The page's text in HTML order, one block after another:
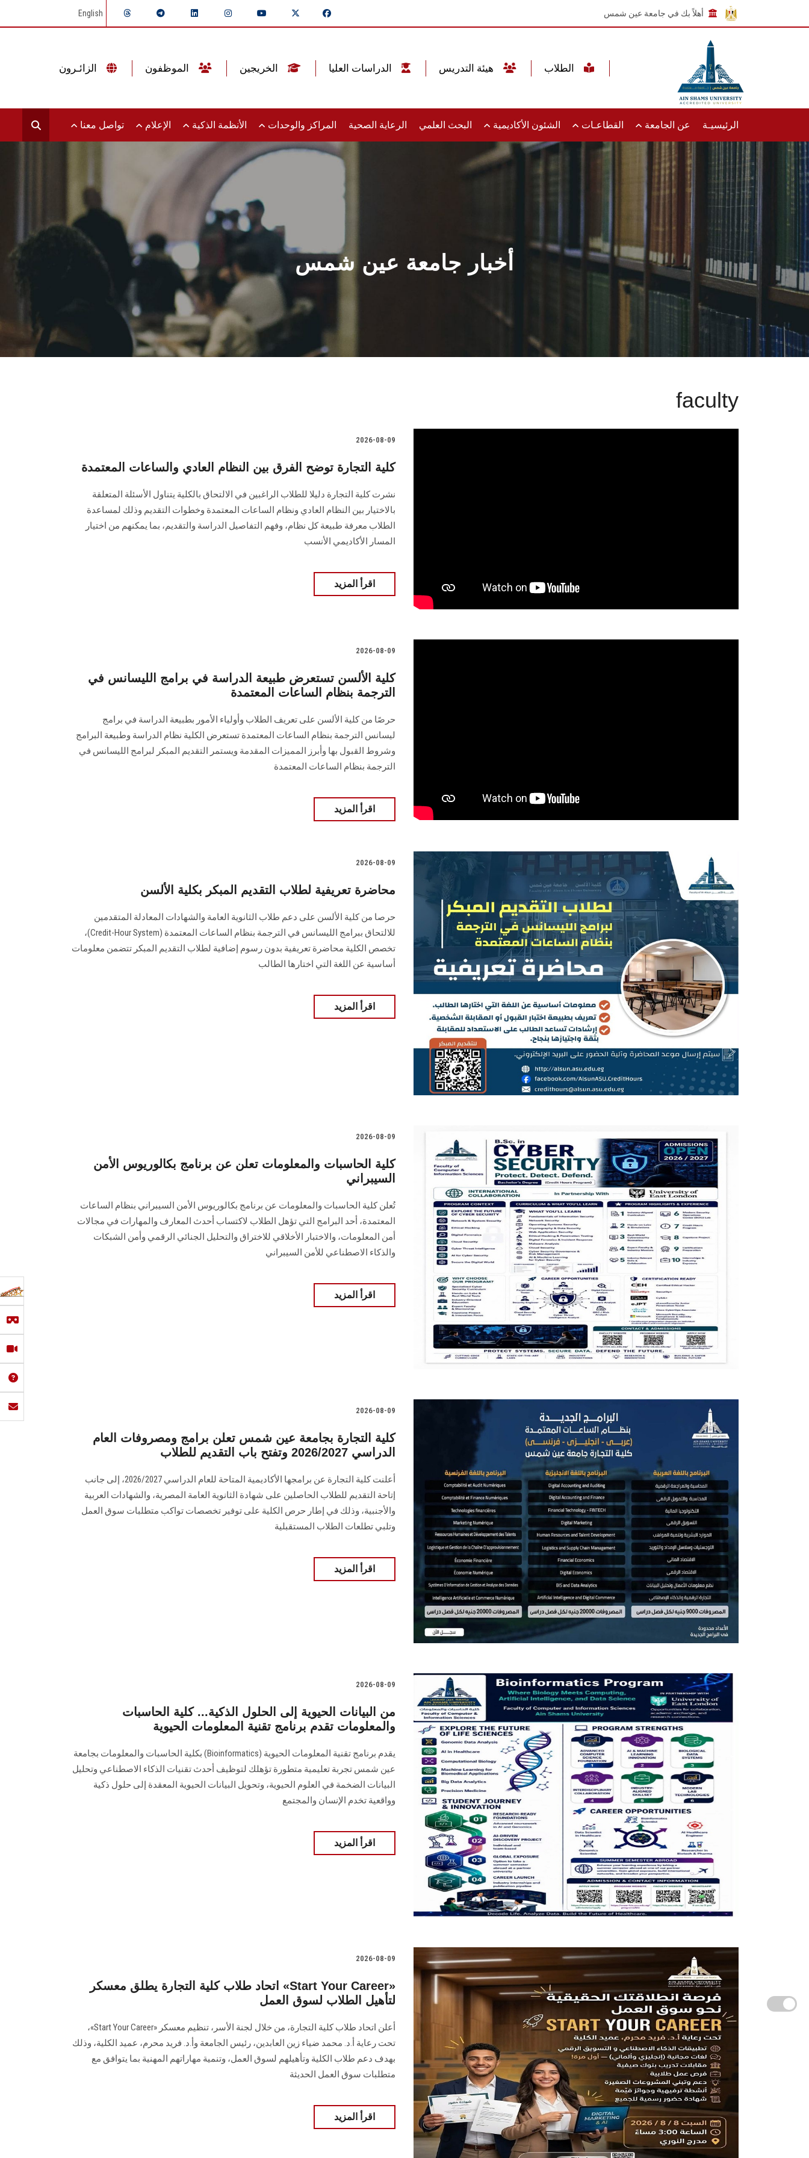
أهلاً بك في جامعة عين شمس English
الرئيسيـة عن الجامعة القطاعـات الشئون الأكاديمية البحث العلمي الرعاية الصحية المراكز والوحدات الأنظمة الذكية الإعلام تواصل معنا
أخبار جامعة عين شمس
faculty
2026-08-09
كلية التجارة توضح الفرق بين النظام العادي والساعات المعتمدة
نشرت كلية التجارة دليلا للطلاب الراغبين في الالتحاق بالكلية يتناول الأسئلة المتعلقة
بالاختيار بين النظام العادي ونظام الساعات المعتمدة وخطوات التقديم وذلك لمساعدة
الطلاب معرفة طبيعة كل نظام، وفهم التفاصيل الدراسة والتقديم، بما يمكنهم من اختيار
المسار الأكاديمي الأنسب
اقرأ المزيد
2026-08-09
كلية الألسن تستعرض طبيعة الدراسة في برامج الليسانس في
الترجمة بنظام الساعات المعتمدة
حرصًا من كلية الألسن على تعريف الطلاب وأولياء الأمور بطبيعة الدراسة في برامج
ليسانس الترجمة بنظام الساعات المعتمدة تستعرض الكلية نظام الدراسة وطبيعة البرامج
وشروط القبول بها وأبرز المميزات المقدمة ويستمر التقديم المبكر لبرامج الليسانس في
الترجمة بنظام الساعات المعتمدة
اقرأ المزيد
2026-08-09
محاضرة تعريفية لطلاب التقديم المبكر بكلية الألسن
حرصا من كلية الألسن على دعم طلاب الثانوية العامة والشهادات المعادلة المتقدمين
للالتحاق ببرامج الليسانس في الترجمة بنظام الساعات المعتمدة (Credit-Hour System)،
تخصص الكلية محاضرة تعريفية بدون رسوم إضافية لطلاب التقديم المبكر تتضمن معلومات
أساسية عن اللغة التي اختارها الطالب
اقرأ المزيد
2026-08-09
كلية الحاسبات والمعلومات تعلن عن برنامج بكالوريوس الأمن
السيبراني
تُعلن كلية الحاسبات والمعلومات عن برنامج بكالوريوس الأمن السيبراني بنظام الساعات
المعتمدة، أحد البرامج التي تؤهل الطلاب لاكتساب أحدث المعارف والمهارات في مجالات
أمن المعلومات، والاختبار الأخلاقي للاختراق والتحليل الجنائي الرقمي وأمن الشبكات
والذكاء الاصطناعي للأمن السيبراني
اقرأ المزيد
2026-08-09
كلية التجارة بجامعة عين شمس تعلن برامج ومصروفات العام
الدراسي 2026/2027 وتفتح باب التقديم للطلاب
أعلنت كلية التجارة عن برامجها الأكاديمية المتاحة للعام الدراسي 2026/2027، إلى جانب
إتاحة التقديم للطلاب الحاصلين على شهادة الثانوية العامة المصرية، والشهادات العربية
والأجنبية، وذلك في إطار حرص الكلية على توفير تخصصات تواكب متطلبات سوق العمل
وتلبي تطلعات الطلاب المستقبلية
اقرأ المزيد
2026-08-09
من البيانات الحيوية إلى الحلول الذكية... كلية الحاسبات
والمعلومات تقدم برنامج تقنية المعلومات الحيوية
يقدم برنامج تقنية المعلومات الحيوية (Bioinformatics) بكلية الحاسبات والمعلومات بجامعة
عين شمس تجربة تعليمية متطورة تؤهلك لتوظيف أحدث تقنيات الذكاء الاصطناعي وتحليل
البيانات الضخمة في العلوم الحيوية، وتحويل البيانات الحيوية المعقدة إلى حلول ذكية
وواقعية تخدم الإنسان والمجتمع
اقرأ المزيد
2026-08-09
اتحاد طلاب كلية التجارة يطلق معسكر «Start Your Career»
لتأهيل الطلاب لسوق العمل
أعلن اتحاد طلاب كلية التجارة، من خلال لجنة الأسر، تنظيم معسكر «Start Your Career»،
تحت رعاية أ.د. محمد ضياء زين العابدين، رئيس الجامعة وأ.د. فريد محرم، عميد الكلية، وذلك
بهدف دعم طلاب الكلية وتأهيلهم لسوق العمل، وتنمية مهاراتهم المهنية بما يتوافق مع
متطلبات سوق العمل الحديثة
اقرأ المزيد